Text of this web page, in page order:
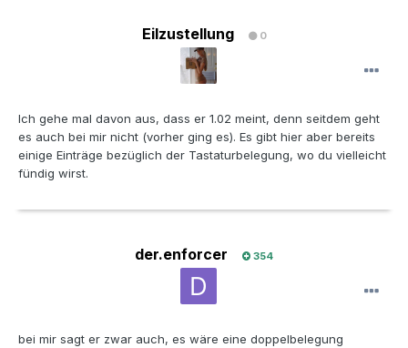
Eilzustellung 0
Ich gehe mal davon aus, dass er 1.02 meint, denn seitdem geht
es auch bei mir nicht (vorher ging es). Es gibt hier aber bereits
einige Einträge bezüglich der Tastaturbelegung, wo du vielleicht
fündig wirst.
der.enforcer 354
bei mir sagt er zwar auch, es wäre eine doppelbelegung